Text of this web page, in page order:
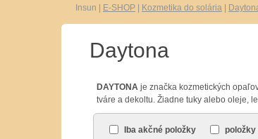
Insun E-SHOP Kozmetika do solária
Daytona
DAYTONA je značka kozmetických
tváre a dekoltu. Žiadne tuky alebo oleje,
Iba akčné položky položky